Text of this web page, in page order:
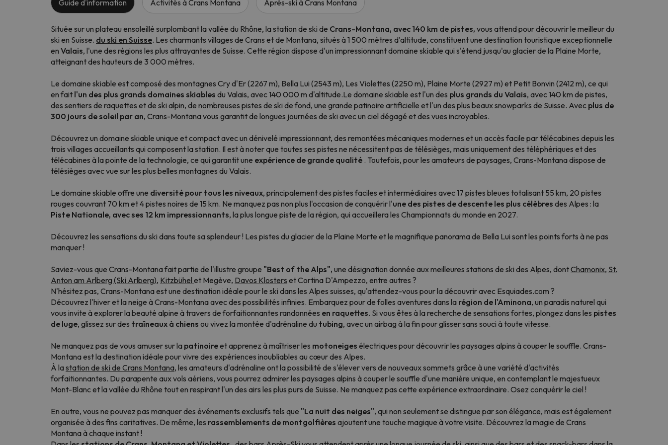
Guide d'information Activités à Crans Montana Après-ski à Crans Montana
Située sur un plateau ensoleillé surplombant la vallée du Rhône, la station de ski de Crans-Montana, avec 140 km de pistes, vous attend pour découvrir le meilleur du
ski en Suisse. du ski en Suisse. Les charmants villages de Crans et de Montana, situés à 1 500 mètres d'altitude, constituent une destination touristique exceptionnelle
en Valais, l'une des régions les plus attrayantes de Suisse. Cette région dispose d'un impressionnant domaine skiable qui s'étend jusqu'au glacier de la Plaine Morte,
atteignant des hauteurs de 3 000 mètres.
Le domaine skiable est composé des montagnes Cry d'Er (2267 m), Bella Lui (2543 m), Les Violettes (2250 m), Plaine Morte (2927 m) et Petit Bonvin (2412 m), ce qui
en fait l'un des plus grands domaines skiables du Valais, avec 140 000 m d'altitude.Le domaine skiable est l'un des plus grands du Valais, avec 140 km de pistes,
des sentiers de raquettes et de ski alpin, de nombreuses pistes de ski de fond, une grande patinoire artificielle et l'un des plus beaux snowparks de Suisse. Avec plus de
300 jours de soleil par an, Crans-Montana vous garantit de longues journées de ski avec un ciel dégagé et des vues incroyables.
Découvrez un domaine skiable unique et compact avec un dénivelé impressionnant, des remontées mécaniques modernes et un accès facile par télécabines depuis les
trois villages accueillants qui composent la station. Il est à noter que toutes ses pistes ne nécessitent pas de télésièges, mais uniquement des téléphériques et des
télécabines à la pointe de la technologie, ce qui garantit une expérience de grande qualité . Toutefois, pour les amateurs de paysages, Crans-Montana dispose de
télésièges avec vue sur les plus belles montagnes du Valais.
Le domaine skiable offre une diversité pour tous les niveaux, principalement des pistes faciles et intermédiaires avec 17 pistes bleues totalisant 55 km, 20 pistes
rouges couvrant 70 km et 4 pistes noires de 15 km. Ne manquez pas non plus l'occasion de conquérir l'une des pistes de descente les plus célèbres des Alpes : la
Piste Nationale, avec ses 12 km impressionnants, la plus longue piste de la région, qui accueillera les Championnats du monde en 2027.
Découvrez les sensations du ski dans toute sa splendeur ! Les pistes du glacier de la Plaine Morte et le magnifique panorama de Bella Lui sont les points forts à ne pas
manquer !
Saviez-vous que Crans-Montana fait partie de l'illustre groupe "Best of the Alps", une désignation donnée aux meilleures stations de ski des Alpes, dontChamonix, St.
Anton am Arlberg (Ski Arlberg), Kitzbühel et Megève, Davos Klosters et Cortina D'Ampezzo, entre autres ?
N'hésitez pas, Crans-Montana est une destination idéale pour le ski dans les Alpes suisses, qu'attendez-vous pour la découvrir avec Esquiades.com ?
Découvrez l'hiver et la neige à Crans-Montana avec des possibilités infinies. Embarquez pour de folles aventures dans la région de l'Aminona, un paradis naturel qui
vous invite à explorer la beauté alpine à travers de forfaitionnantes randonnées en raquettes. Si vous êtes à la recherche de sensations fortes, plongez dans les pistes
de luge, glissez sur des traîneaux à chiens ou vivez la montée d'adrénaline du tubing, avec un airbag à la fin pour glisser sans souci à toute vitesse.
Ne manquez pas de vous amuser sur la patinoireet apprenez à maîtriser les motoneiges électriques pour découvrir les paysages alpins à couper le souffle. Crans-
Montana est la destination idéale pour vivre des expériences inoubliables au cœur des Alpes.
À lastation de ski de Crans Montana, les amateurs d'adrénaline ont la possibilité de s'élever vers de nouveaux sommets grâce à une variété d'activités
forfaitionnantes. Du parapente aux vols aériens, vous pourrez admirer les paysages alpins à couper le souffle d'une manière unique, en contemplant le majestueux
Mont-Blanc et la vallée du Rhône tout en respirant l'un des airs les plus purs de Suisse. Ne manquez pas cette expérience extraordinaire. Osez conquérir le ciel !
En outre, vous ne pouvez pas manquer des événements exclusifs tels que "La nuit des neiges", qui non seulement se distingue par son élégance, mais est également
organisée à des fins caritatives. De même, les rassemblements de montgolfières ajoutent une touche magique à votre visite. Découvrez la magie de Crans
Montana à chaque instant !